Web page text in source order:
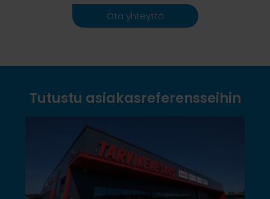
Ota yhteyttä
Tutustu asiakasreferensseihin